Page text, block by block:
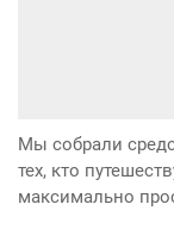
Мы собрали
тех, кто
максимально